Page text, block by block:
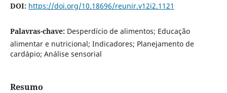
DOI: https://doi.org/10.18696/reunir.v12i2.1121
Palavras-chave: Desperdício de alimentos; Educação
alimentar e nutricional; Indicadores; Planejamento de
cardápio; Análise sensorial
Resumo